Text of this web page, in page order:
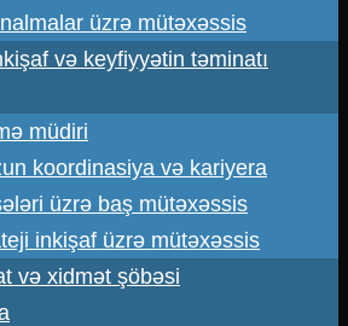
üzrə mütəxəssis
və keyfiyyətin təminatı
müdiri
koordinasiya və kariyera
üzrə baş mütəxəssis
inkişaf üzrə mütəxəssis
və xidmət şöbəsi